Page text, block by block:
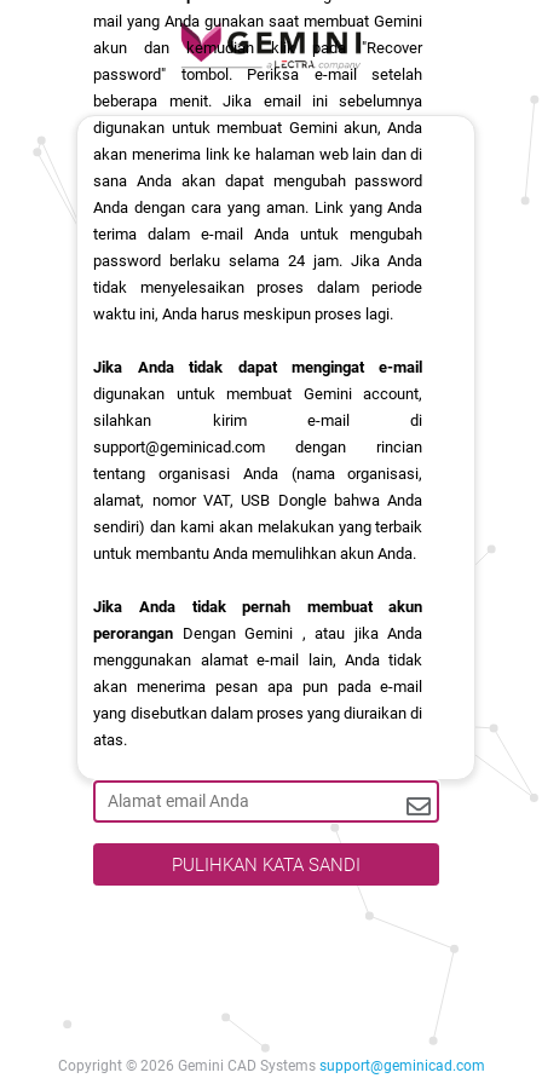
mail yang Anda gunakan saat membuat Gemini
akun dan kemudian klik pada "Recover
password" tombol. Periksa e-mail setelah
beberapa menit. Jika email ini sebelumnya
digunakan untuk membuat Gemini akun, Anda
akan menerima link ke halaman web lain dan di
sana Anda akan dapat mengubah password
Anda dengan cara yang aman. Link yang Anda
terima dalam e-mail Anda untuk mengubah
password berlaku selama 24 jam. Jika Anda
tidak menyelesaikan proses dalam periode
waktu ini, Anda harus meskipun proses lagi.
Jika Anda tidak dapat mengingat e-mail
digunakan untuk membuat Gemini account,
silahkan kirim e-mail di
support@geminicad.com dengan rincian
tentang organisasi Anda (nama organisasi,
alamat, nomor VAT, USB Dongle bahwa Anda
sendiri) dan kami akan melakukan yang terbaik
untuk membantu Anda memulihkan akun Anda.
Jika Anda tidak pernah membuat akun
perorangan Dengan Gemini , atau jika Anda
menggunakan alamat e-mail lain, Anda tidak
akan menerima pesan apa pun pada e-mail
yang disebutkan dalam proses yang diuraikan di
atas.
PULIHKAN KATA SANDI
Copyright © 2026 Gemini CAD Systems support@geminicad.com